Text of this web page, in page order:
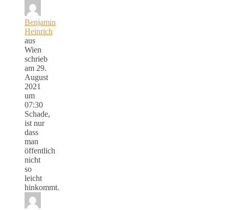
Benjamin
Heinrich
aus
Wien
schrieb
am 29.
August
2021
um
07:30
Schade,
ist nur
dass
man
öffentlich
nicht
so
leicht
hinkommt.